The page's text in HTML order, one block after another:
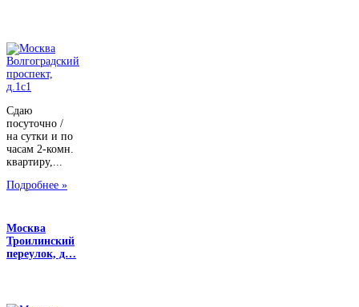
Сдаю
посуточно /
на сутки и по
часам 2-комн.
квартиру,...
Подробнее »
Москва
Троилинский
переулок, д…